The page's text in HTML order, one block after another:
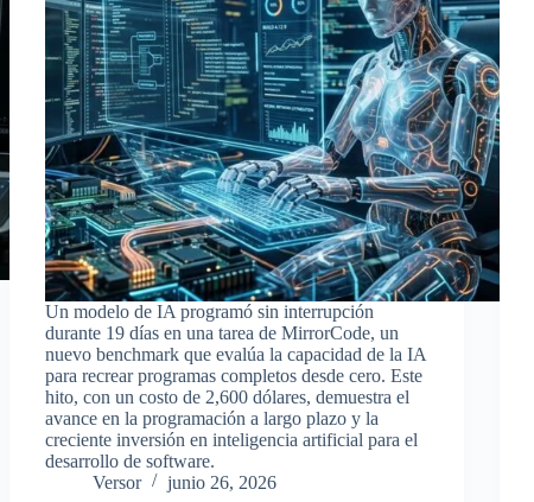
Un modelo de IA programó sin interrupción
durante 19 días en una tarea de MirrorCode, un
nuevo benchmark que evalúa la capacidad de la IA
para recrear programas completos desde cero. Este
hito, con un costo de 2,600 dólares, demuestra el
avance en la programación a largo plazo y la
creciente inversión en inteligencia artificial para el
desarrollo de software.
Versor
junio 26, 2026